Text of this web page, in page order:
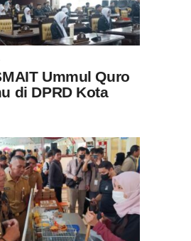
Ummul Quro
di DPRD Kota